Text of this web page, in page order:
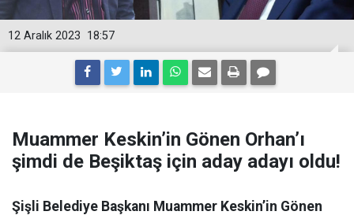
18:57
12 Aralık 2023
Muammer Keskin’in Gönen Orhan’ı
şimdi de Beşiktaş için aday adayı oldu!
Şişli Belediye Başkanı Muammer Keskin’in Gönen